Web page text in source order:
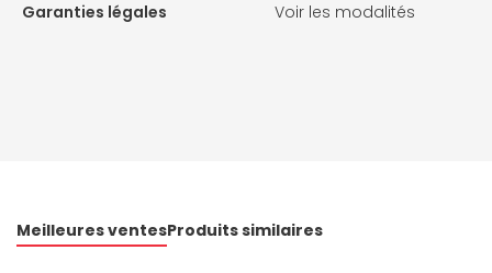
Garanties légales Voir les modalités
Meilleures ventesProduits similaires